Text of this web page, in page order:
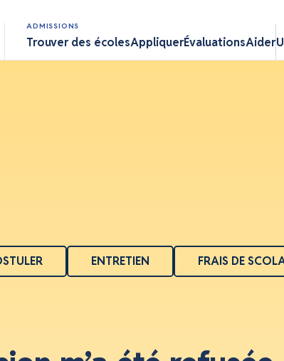
ADMISSIONS
Trouver des écolesAppliquerÉvaluationsAider
ENTRETIEN FRAIS DE